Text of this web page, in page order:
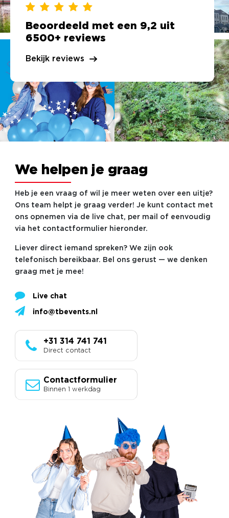
Beoordeeld met een 9,2 uit
6500+ reviews
Bekijk reviews
We helpen je graag
Heb je een vraag of wil je meer weten over een uitje?
Ons team helpt je graag verder! Je kunt contact met
ons opnemen via de live chat, per mail of eenvoudig
via het contactformulier hieronder.
Liever direct iemand spreken? We zijn ook
telefonisch bereikbaar. Bel ons gerust — we denken
graag met je mee!
Live chat
info@tbevents.nl
+31 314 741 741
Direct contact
Contactformulier
Binnen 1 werkdag